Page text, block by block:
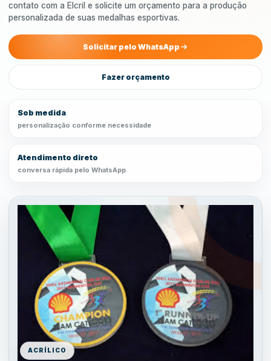
contato com a Elcril e solicite um orçamento para a produção
personalizada de suas medalhas esportivas.
Solicitar pelo WhatsApp
Fazer orçamento
Sob medida
personalização conforme necessidade
Atendimento direto
conversa rápida pelo WhatsApp
ACRÍLICO